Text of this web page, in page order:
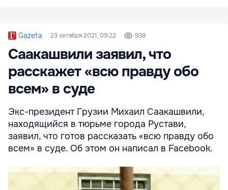
Gazeta 23 октября 2021, 09:22 938
Саакашвили заявил, что
расскажет «всю правду обо
всем» в суде
Экс-президент Грузии Михаил Саакашвили,
находящийся в тюрьме города Рустави,
заявил, что готов рассказать «всю правду обо
всем» в суде. Об этом он написал в Facebook.